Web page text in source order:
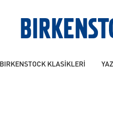
BIRKENSTOCK KLASİKLERİ